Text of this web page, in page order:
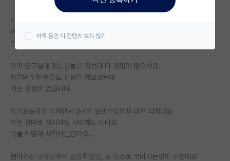
대학원생 모집 게시판
연구실(PI) 홍보 게시판
석박사 채용 정보 게시판
임용 정보 게시판
학부 인턴 게시판
취업 게시판
임용 후기 게시판
사실 연구랄것도 없구요
여태까지한건 다 학부생수준입니다
실험이랄것도 해본적없고.. 데이터를 내어본적도 없는데
이미 연구실에 있는분들은 저보다 다 경험이 많으셔요.
하물며 인턴분들도 실험을 해보셨는데
저는 경험이 없습니다.
자기효능감을 느끼면서 2년을 보낼수있을지 너무 걱정돼요
이런 상태로 석사과정 시작해도 되나요
다들 어떻게 시작하는건가요...
뽑아주신 교수님께서 실망하실것, 또 스스로 무너지는것이 두렵네요
하루 동안 이 컨텐츠 보지 않기